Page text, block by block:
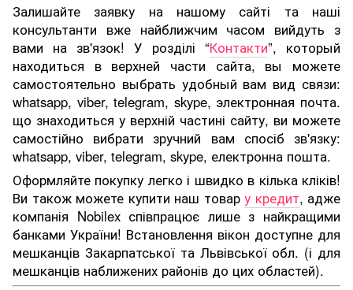
Залишайте заявку на нашому сайті та наші
консультанти вже найближчим часом вийдуть з
вами на зв'язок! У розділі “Контакти”, который
находиться в верхней части сайта, вы можете
самостоятельно выбрать удобный вам вид связи:
whatsapp, viber, telegram, skype, электронная почта.
що знаходиться у верхній частині сайту, ви можете
самостійно вибрати зручний вам спосіб зв'язку:
whatsapp, viber, telegram, skype, електронна пошта.
Оформляйте покупку легко і швидко в кілька кліків!
Ви також можете купити наш товар у кредит, адже
компанія Nobilex співпрацює лише з найкращими
банками України! Встановлення вікон доступне для
мешканців Закарпатської та Львівської обл. (і для
мешканців наближених районів до цих областей).